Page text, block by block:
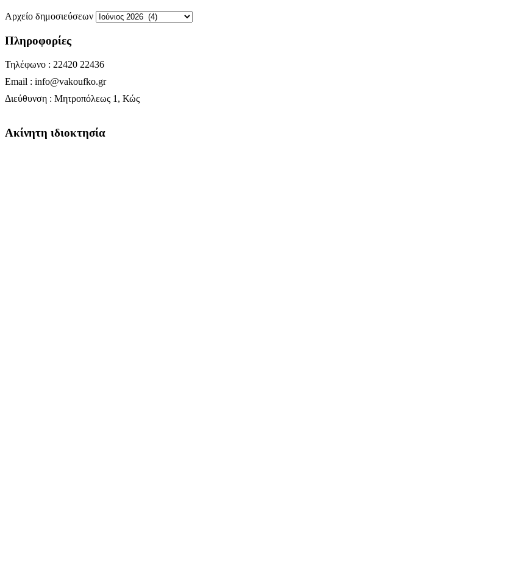
Αρχείο δημοσιεύσεων
Πληροφορίες
Τηλέφωνο : 22420 22436
Email : info@vakoufko.gr
Διεύθυνση : Μητροπόλεως 1, Κώς
Ακίνητη ιδιοκτησία